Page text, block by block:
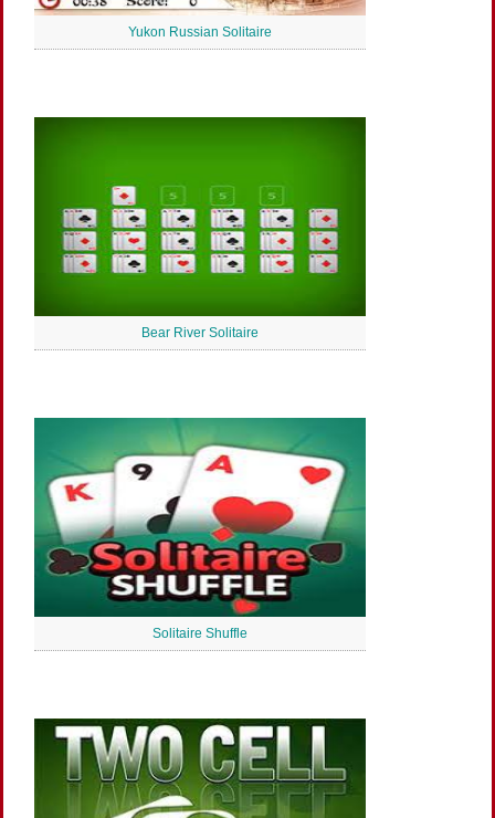
Yukon Russian Solitaire
Bear River Solitaire
Solitaire Shuffle